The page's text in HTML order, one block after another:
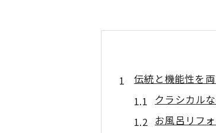
伝統と機能性を
クラシカル
お風呂リフ